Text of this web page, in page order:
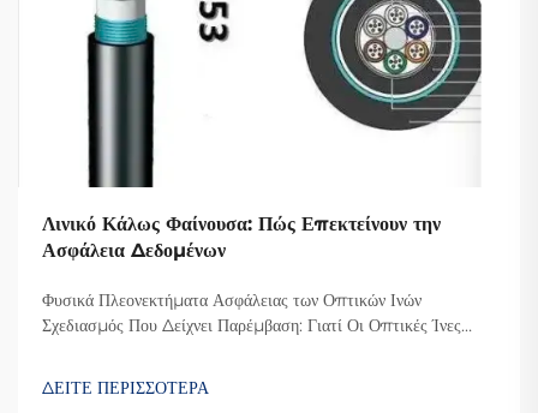
Λινικό Κάλως Φαίνουσα: Πώς Επεκτείνουν την
Ασφάλεια Δεδομένων
Φυσικά Πλεονεκτήματα Ασφάλειας των Οπτικών Ινών
Σχεδιασμός Που Δείχνει Παρέμβαση: Γιατί Οι Οπτικές Ίνες
δεδομένα μέσω φωτός αντί για ηλεκτρικά σήματα όπως οι κ...
ΔΕΙΤΕ ΠΕΡΙΣΣΟΤΕΡΑ